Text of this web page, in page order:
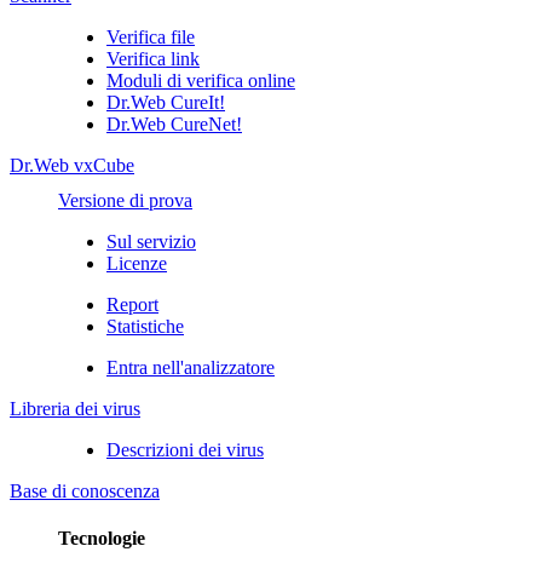
Verifica file
Verifica link
Moduli di verifica online
Dr.Web CureIt!
Dr.Web CureNet!
Dr.Web vxCube
Versione di prova
Sul servizio
Licenze
Report
Statistiche
Entra nell'analizzatore
Libreria dei virus
Descrizioni dei virus
Base di conoscenza
Tecnologie